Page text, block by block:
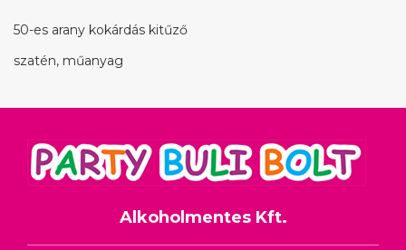
50-es arany kokárdás kitűző
szatén, műanyag
Alkoholmentes Kft.